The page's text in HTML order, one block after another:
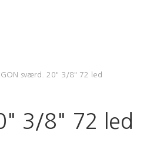
sværd. 20" 3/8" 72 led
3/8" 72 led